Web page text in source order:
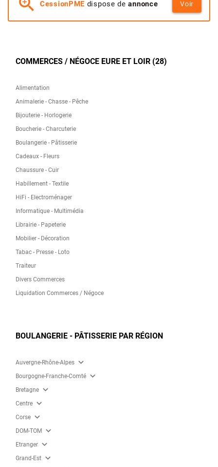
CessionPME dispose deannonce Voir
COMMERCES / NÉGOCE EURE ET LOIR (28)
Alimentation
Animalerie - Chasse - Pêche
Bijouterie - Horlogerie
Boucherie - Charcuterie
Boulangerie - Pâtisserie
Cadeaux - Fleurs
Chaussure - Cuir
Habillement - Textile
HiFi - Electroménager
Informatique - Multimédia
Librairie - Papeterie
Mobilier - Décoration
Tabac - Presse - Loto
Traiteur
Divers Commerces
Liquidation Commerces / Négoce
BOULANGERIE - PÂTISSERIE PAR RÉGION
Auvergne-Rhône-Alpes expand_more
Bourgogne-Franche-Comté expand_more
Bretagne expand_more
Centre expand_more
Corse expand_more
DOM-TOM expand_more
Etranger expand_more
Grand-Est expand_more